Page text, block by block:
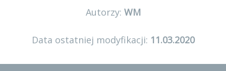
Autorzy: WM
Data ostatniej modyfikacji: 11.03.2020